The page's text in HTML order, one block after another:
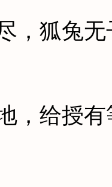
狐兔无
给授有